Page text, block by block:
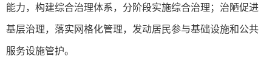
能力，构建综合治理体系，分阶段实施综合治理；治陋促进
基层治理，落实网格化管理，发动居民参与基础设施和公共
服务设施管护。